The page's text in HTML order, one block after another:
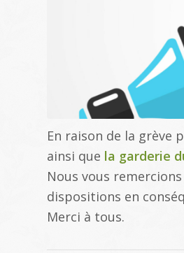
En raison de la grève
ainsi que la garderie
Nous vous
dispositions en
Merci à tous.